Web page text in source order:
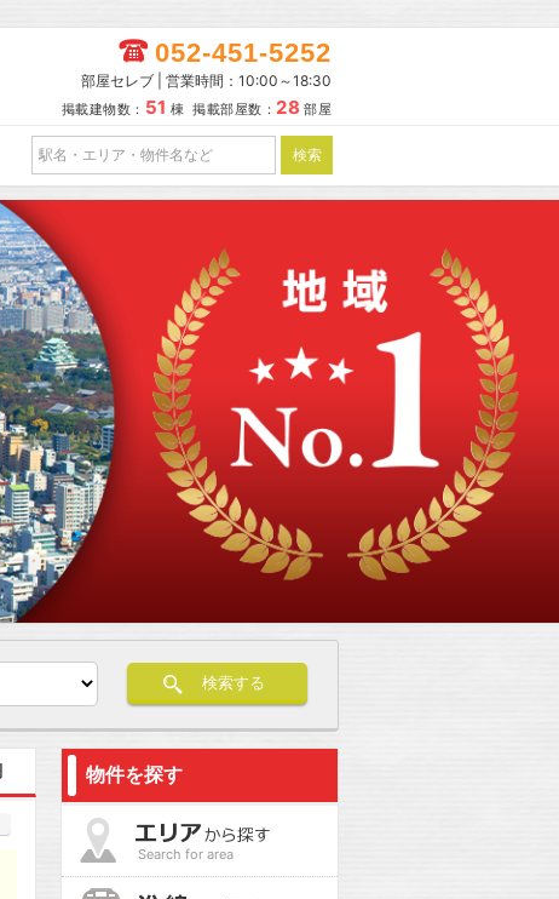
052-451-5252
部屋セレブ | 営業時間：10:00～18:30
掲載建物数： 51 棟 掲載部屋数： 28 部屋
検索する
物件を探す
Search for area